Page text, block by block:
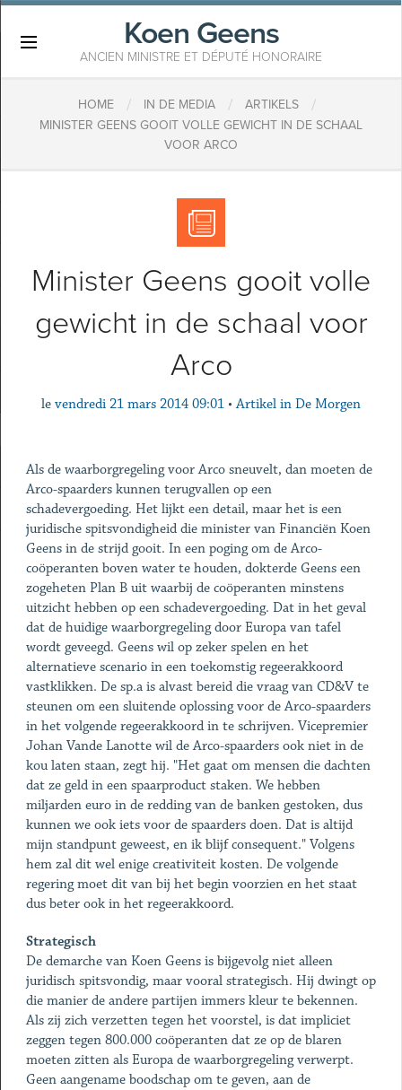
Koen Geens
ANCIEN MINISTRE ET DÉPUTÉ HONORAIRE
HOME / IN DE MEDIA / ARTIKELS /
MINISTER GEENS GOOIT VOLLE GEWICHT IN DE SCHAAL
VOOR ARCO
Minister Geens gooit volle
gewicht in de schaal voor
Arco
le vendredi 21 mars 2014 09:01 • Artikel in De Morgen
Als de waarborgregeling voor Arco sneuvelt, dan moeten de
Arco-spaarders kunnen terugvallen op een
schadevergoeding. Het lijkt een detail, maar het is een
juridische spitsvondigheid die minister van Financiën Koen
Geens in de strijd gooit. In een poging om de Arco-
coöperanten boven water te houden, dokterde Geens een
zogeheten Plan B uit waarbij de coöperanten minstens
uitzicht hebben op een schadevergoeding. Dat in het geval
dat de huidige waarborgregeling door Europa van tafel
wordt geveegd. Geens wil op zeker spelen en het
alternatieve scenario in een toekomstig regeerakkoord
vastklikken. De sp.a is alvast bereid die vraag van CD&V te
steunen om een sluitende oplossing voor de Arco-spaarders
in het volgende regeerakkoord in te schrijven. Vicepremier
Johan Vande Lanotte wil de Arco-spaarders ook niet in de
kou laten staan, zegt hij. "Het gaat om mensen die dachten
dat ze geld in een spaarproduct staken. We hebben
miljarden euro in de redding van de banken gestoken, dus
kunnen we ook iets voor de spaarders doen. Dat is altijd
mijn standpunt geweest, en ik blijf consequent." Volgens
hem zal dit wel enige creativiteit kosten. De volgende
regering moet dit van bij het begin voorzien en het staat
dus beter ook in het regeerakkoord.
Strategisch
De demarche van Koen Geens is bijgevolg niet alleen
juridisch spitsvondig, maar vooral strategisch. Hij dwingt op
die manier de andere partijen immers kleur te bekennen.
Als zij zich verzetten tegen het voorstel, is dat impliciet
zeggen tegen 800.000 coöperanten dat ze op de blaren
moeten zitten als Europa de waarborgregeling verwerpt.
Geen aangename boodschap om te geven, aan de